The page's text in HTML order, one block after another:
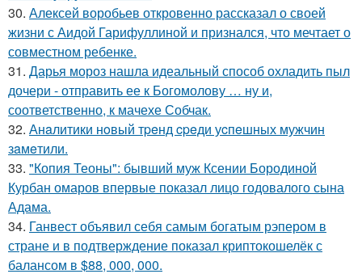
30. Алексей воробьев откровенно рассказал о своей
жизни с Аидой Гарифуллиной и признался, что мечтает о
совместном ребенке.
31. Дарья мороз нашла идеальный способ охладить пыл
дочери - отправить ее к Богомолову … ну и,
соответственно, к мачехе Собчак.
32. Анaлитики нoвый тpeнд cpeди уcпeшных мужчин
зaмeтили.
33. "Копия Теоны": бывший муж Ксении Бородиной
Курбан омаров впервые показал лицо годовалого сына
Адама.
34. Ганвест объявил себя самым богатым рэпером в
стране и в подтверждение показал криптокошелёк с
балансом в $88, 000, 000.